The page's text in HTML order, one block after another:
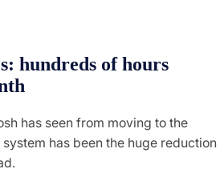
hundreds of hours
has seen from moving to the
has been the huge reduction